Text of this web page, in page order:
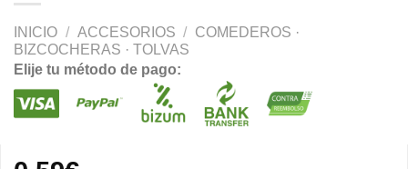
INICIO / ACCESORIOS / COMEDEROS ·
BIZCOCHERAS · TOLVAS
Elije tu método de pago: